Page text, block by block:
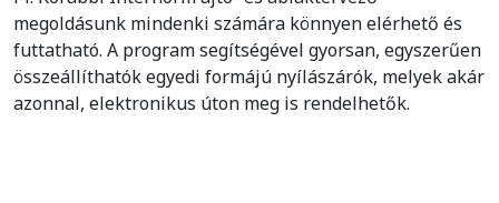
megoldásunk mindenki számára könnyen elérhető és
futtatható. A program segítségével gyorsan, egyszerűen
összeállíthatók egyedi formájú nyílászárók, melyek akár
azonnal, elektronikus úton meg is rendelhetők.